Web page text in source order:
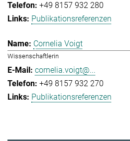
+49 8157 932 280
Publikationsreferenzen
Cornelia Voigt
Wissenschaftlerin
cornelia.voigt@...
+49 8157 932 270
Publikationsreferenzen